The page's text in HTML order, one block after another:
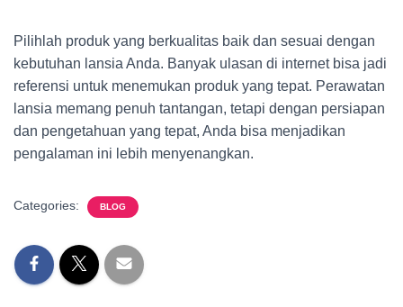
Pilihlah produk yang berkualitas baik dan sesuai dengan
kebutuhan lansia Anda. Banyak ulasan di internet bisa jadi
referensi untuk menemukan produk yang tepat. Perawatan
lansia memang penuh tantangan, tetapi dengan persiapan
dan pengetahuan yang tepat, Anda bisa menjadikan
pengalaman ini lebih menyenangkan.
Categories: BLOG